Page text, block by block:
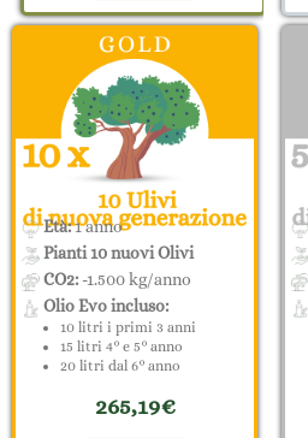
Età:1 anno
Pianti 10 nuovi Olivi
CO2: -1.500 kg/anno
Olio Evo incluso:
10 litri i primi 3 anni
15 litri 4° e 5° anno
20 litri dal 6° anno
265,19€